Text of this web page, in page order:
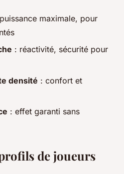
maximale, pour
: réactivité, sécurité pour
densité : confort et
: effet garanti sans
de joueurs